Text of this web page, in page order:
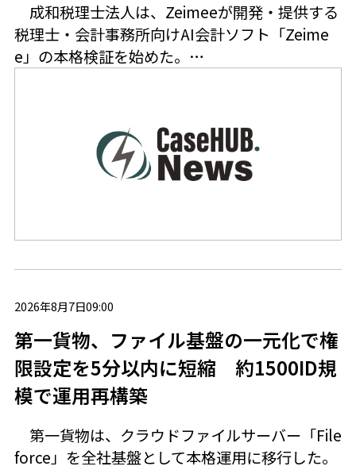
成和税理士法人は、Zeimeeが開発・提供する
税理士・会計事務所向けAI会計ソフト「Zeime
e」の本格検証を始めた。…
2026年8月7日09:00
第一貨物、ファイル基盤の一元化で権
限設定を5分以内に短縮 約1500ID規
模で運用再構築
第一貨物は、クラウドファイルサーバー「File
force」を全社基盤として本格運用に移行した。